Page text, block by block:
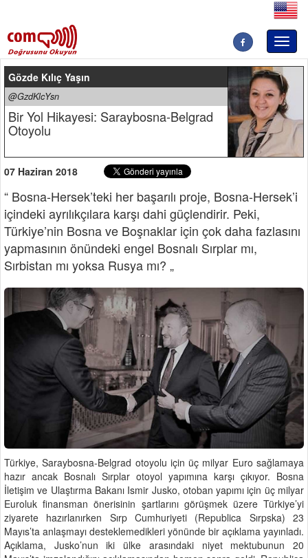
Gözde Kılıç Yaşın
@GzdKlcYsn
Bir Yol Hikayesi: Saraybosna-Belgrad
Otoyolu
07 Haziran 2018
“ Bosna-Hersek’teki her başarılı proje, Bosna-Hersek’i
içindeki ayrılıkçılara karşı dahi güçlendirir. Peki,
Türkiye’nin Bosna ve Boşnaklar için çok daha fazlasını
yapmasının önündeki engel Bosnalı Sırplar mı,
Sırbistan mı yoksa Rusya mı? „
Türkiye, Saraybosna-Belgrad otoyolu için üç milyar Euro sağlamaya
hazır ancak Bosnalı Sırplar otoyol yapımına karşı çıkıyor. Bosna
İletişim ve Ulaştırma Bakanı Ismir Jusko, otoban yapımı için üç milyar
Euroluk finansman önerisinin şartlarını görüşmek üzere Türkiye’yi
ziyarete hazırlanırken Sırp Cumhuriyeti (Republica Sırpska) 23
Mayıs’ta anlaşmayı desteklemedikleri yönünde bir açıklama yayınladı.
Açıklama, Jusko’nun iki ülke arasındaki niyet mektubunun 20